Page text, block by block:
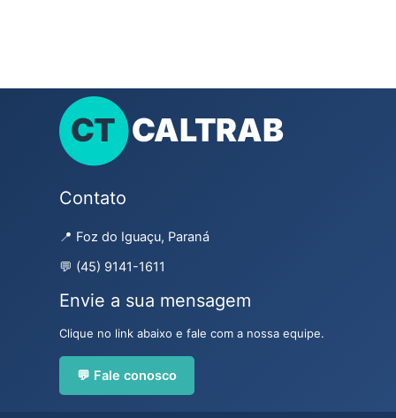
Contato
📍 Foz do Iguaçu, Paraná
💬 (45) 9141-1611
Envie a sua mensagem
Clique no link abaixo e fale com a nossa equipe.
💬 Fale conosco